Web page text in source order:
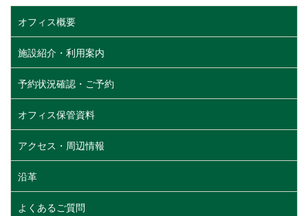
オフィス概要
施設紹介・利用案内
予約状況確認・ご予約
オフィス保管資料
アクセス・周辺情報
沿革
よくあるご質問